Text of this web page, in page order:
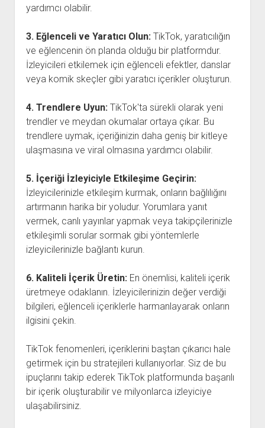
yardımcı olabilir.
3. Eğlenceli ve Yaratıcı Olun:TikTok, yaratıcılığın
ve eğlencenin ön planda olduğu bir platformdur.
İzleyicileri etkilemek için eğlenceli efektler, danslar
veya komik skeçler gibi yaratıcı içerikler oluşturun.
4. Trendlere Uyun:TikTok'ta sürekli olarak yeni
trendler ve meydan okumalar ortaya çıkar. Bu
trendlere uymak, içeriğinizin daha geniş bir kitleye
ulaşmasına ve viral olmasına yardımcı olabilir.
5. İçeriği İzleyiciyle Etkileşime Geçirin:
İzleyicilerinizle etkileşim kurmak, onların bağlılığını
artırmanın harika bir yoludur. Yorumlara yanıt
vermek, canlı yayınlar yapmak veya takipçilerinizle
etkileşimli sorular sormak gibi yöntemlerle
izleyicilerinizle bağlantı kurun.
6. Kaliteli İçerik Üretin:En önemlisi, kaliteli içerik
üretmeye odaklanın. İzleyicilerinizin değer verdiği
bilgileri, eğlenceli içeriklerle harmanlayarak onların
ilgisini çekin.
TikTok fenomenleri, içeriklerini baştan çıkarıcı hale
getirmek için bu stratejileri kullanıyorlar. Siz de bu
ipuçlarını takip ederek TikTok platformunda başarılı
bir içerik oluşturabilir ve milyonlarca izleyiciye
ulaşabilirsiniz.